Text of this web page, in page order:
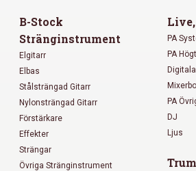
B-Stock
Stränginstrument
Elgitarr
Elbas
Stålsträngad Gitarr
Nylonsträngad Gitarr
Förstärkare
Effekter
Strängar
Övriga Stränginstrument
PA
PA
PA
DJ
Ljus